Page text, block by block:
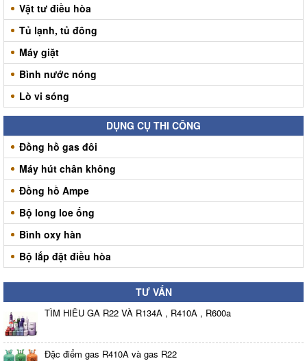
Vật tư điều hòa
Tủ lạnh, tủ đông
Máy giặt
Bình nước nóng
Lò vi sóng
DỤNG CỤ THI CÔNG
Đồng hồ gas đôi
Máy hút chân không
Đồng hồ Ampe
Bộ long loe ống
Bình oxy hàn
Bộ lắp đặt điều hòa
TƯ VẤN
TÌM HIỂU GA R22 VÀ R134A , R410A , R600a
Đặc điểm gas R410A và gas R22